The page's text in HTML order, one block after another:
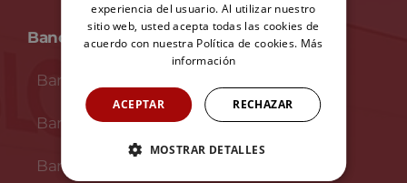
Bancos
Bancos em madeira
Bancos em melamina
Bancos en fenólico
experiencia del usuario. Al utilizar nuestro
sitio web, usted acepta todas las cookies de
acuerdo con nuestra Política de cookies. Más
información
ACEPTAR RECHAZAR
MOSTRAR DETALLES